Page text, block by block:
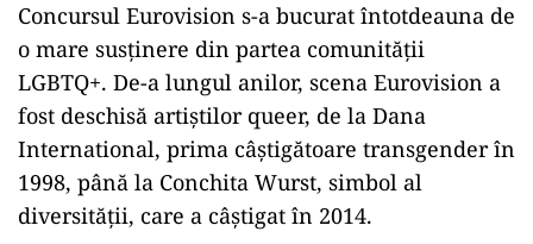
Concursul Eurovision s-a bucurat întotdeauna de
o mare susținere din partea comunității
LGBTQ+. De-a lungul anilor, scena Eurovision a
fost deschisă artiștilor queer, de la Dana
International, prima câștigătoare transgender în
1998, până la Conchita Wurst, simbol al
diversității, care a câștigat în 2014.